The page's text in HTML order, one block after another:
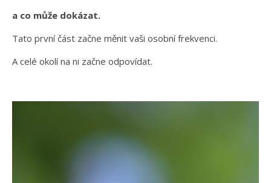
a co může dokázat.
Tato první část začne měnit vaši osobní frekvenci.
A celé okolí na ni začne odpovídat.